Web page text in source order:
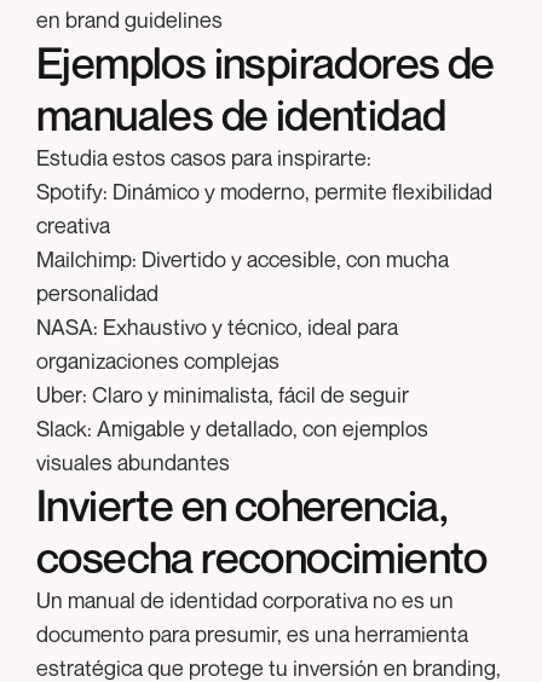
en brand guidelines
Ejemplos inspiradores de
manuales de identidad
Estudia estos casos para inspirarte:
Spotify: Dinámico y moderno, permite flexibilidad
creativa
Mailchimp: Divertido y accesible, con mucha
personalidad
NASA: Exhaustivo y técnico, ideal para
organizaciones complejas
Uber: Claro y minimalista, fácil de seguir
Slack: Amigable y detallado, con ejemplos
visuales abundantes
Invierte en coherencia,
cosecha reconocimiento
Un manual de identidad corporativa no es un
documento para presumir, es una herramienta
estratégica que protege tu inversión en branding,